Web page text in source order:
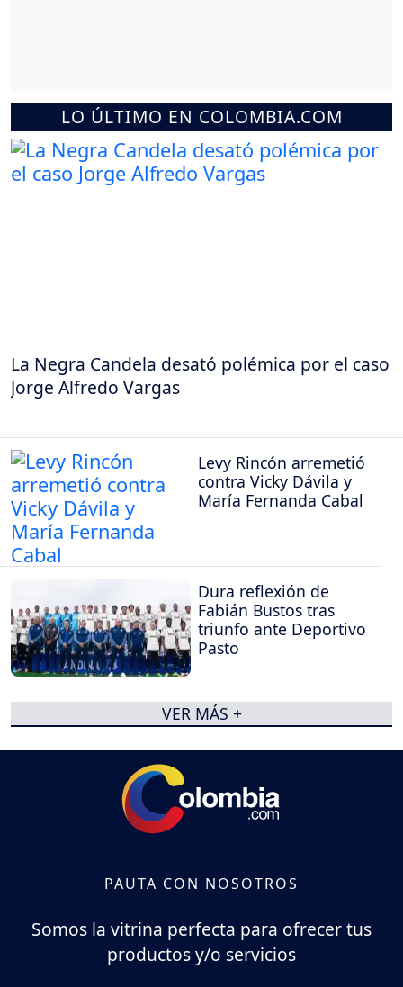
LO ÚLTIMO EN COLOMBIA.COM
La Negra Candela desató polémica por el caso
Jorge Alfredo Vargas
Levy Rincón arremetió
contra Vicky Dávila y
María Fernanda Cabal
Dura reflexión de
Fabián Bustos tras
triunfo ante Deportivo
Pasto
VER MÁS +
PAUTA CON NOSOTROS
Somos la vitrina perfecta para ofrecer tus
productos y/o servicios